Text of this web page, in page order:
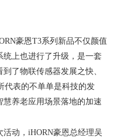
豪恩T3系列新品不仅颜值
上也进行了升级，是一套
了物联传感器发展之快、
代表的不单单是科技的发
养老应用场景落地的加速
动， iHORN豪恩总经理吴